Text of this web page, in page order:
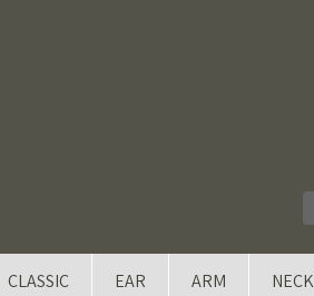
CLASSIC EAR ARM NECK